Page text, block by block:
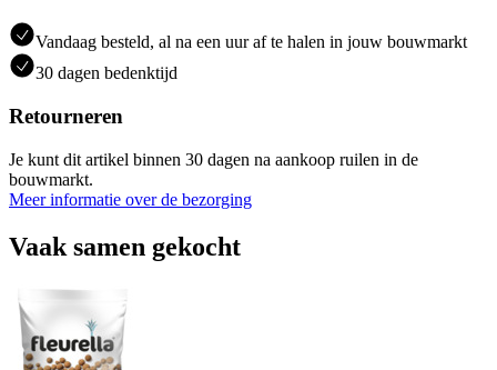
Vandaag besteld, al na een uur af te halen in jouw bouwmarkt
30 dagen bedenktijd
Retourneren
Je kunt dit artikel binnen 30 dagen na aankoop ruilen in de
bouwmarkt.
Meer informatie over de bezorging
Vaak samen gekocht